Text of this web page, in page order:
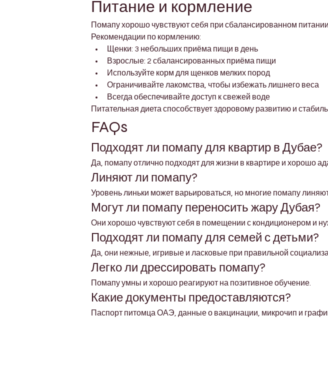
Питание и кормление
Помапу хорошо чувствуют себя при сбалансированном
Рекомендации по кормлению:
Щенки: 3 небольших приёма пищи в день
Взрослые: 2 сбалансированных приёма пищи
Используйте корм для щенков мелких пород
Ограничивайте лакомства, чтобы избежать лишнего веса
Всегда обеспечивайте доступ к свежей воде
Питательная диета способствует здоровому развитию и
FAQs
Подходят ли помапу для квартир в Дубае?
Да, помапу отлично подходят для жизни в квартире и хорошо
Линяют ли помапу?
Уровень линьки может варьироваться, но многие помапу
Могут ли помапу переносить жару Дубая?
Они хорошо чувствуют себя в помещении с кондиционером и
Подходят ли помапу для семей с детьми?
Да, они нежные, игривые и ласковые при правильной
Легко ли дрессировать помапу?
Помапу умны и хорошо реагируют на позитивное обучение.
Какие документы предоставляются?
Паспорт питомца ОАЭ, данные о вакцинации, микрочип и